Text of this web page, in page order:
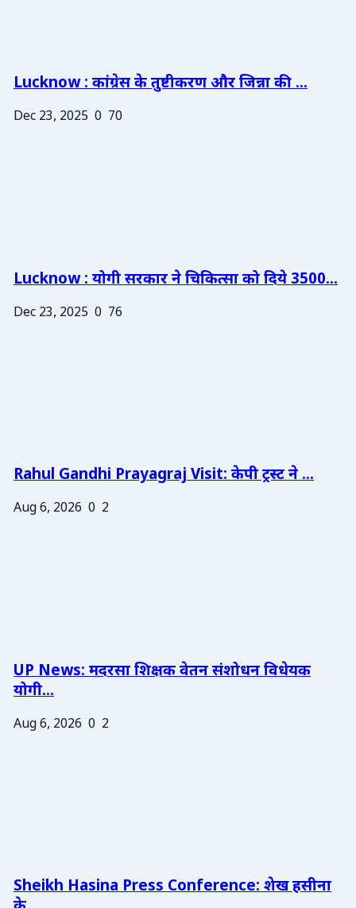
Lucknow : कांग्रेस के तुष्टीकरण और जिन्ना की ...
Dec 23, 2025 0 70
Lucknow : योगी सरकार ने चिकित्सा को दिये 3500...
Dec 23, 2025 0 76
Rahul Gandhi Prayagraj Visit: केपी ट्रस्ट ने ...
Aug 6, 2026 0 2
UP News: मदरसा शिक्षक वेतन संशोधन विधेयक
योगी...
Aug 6, 2026 0 2
Sheikh Hasina Press Conference: शेख हसीना